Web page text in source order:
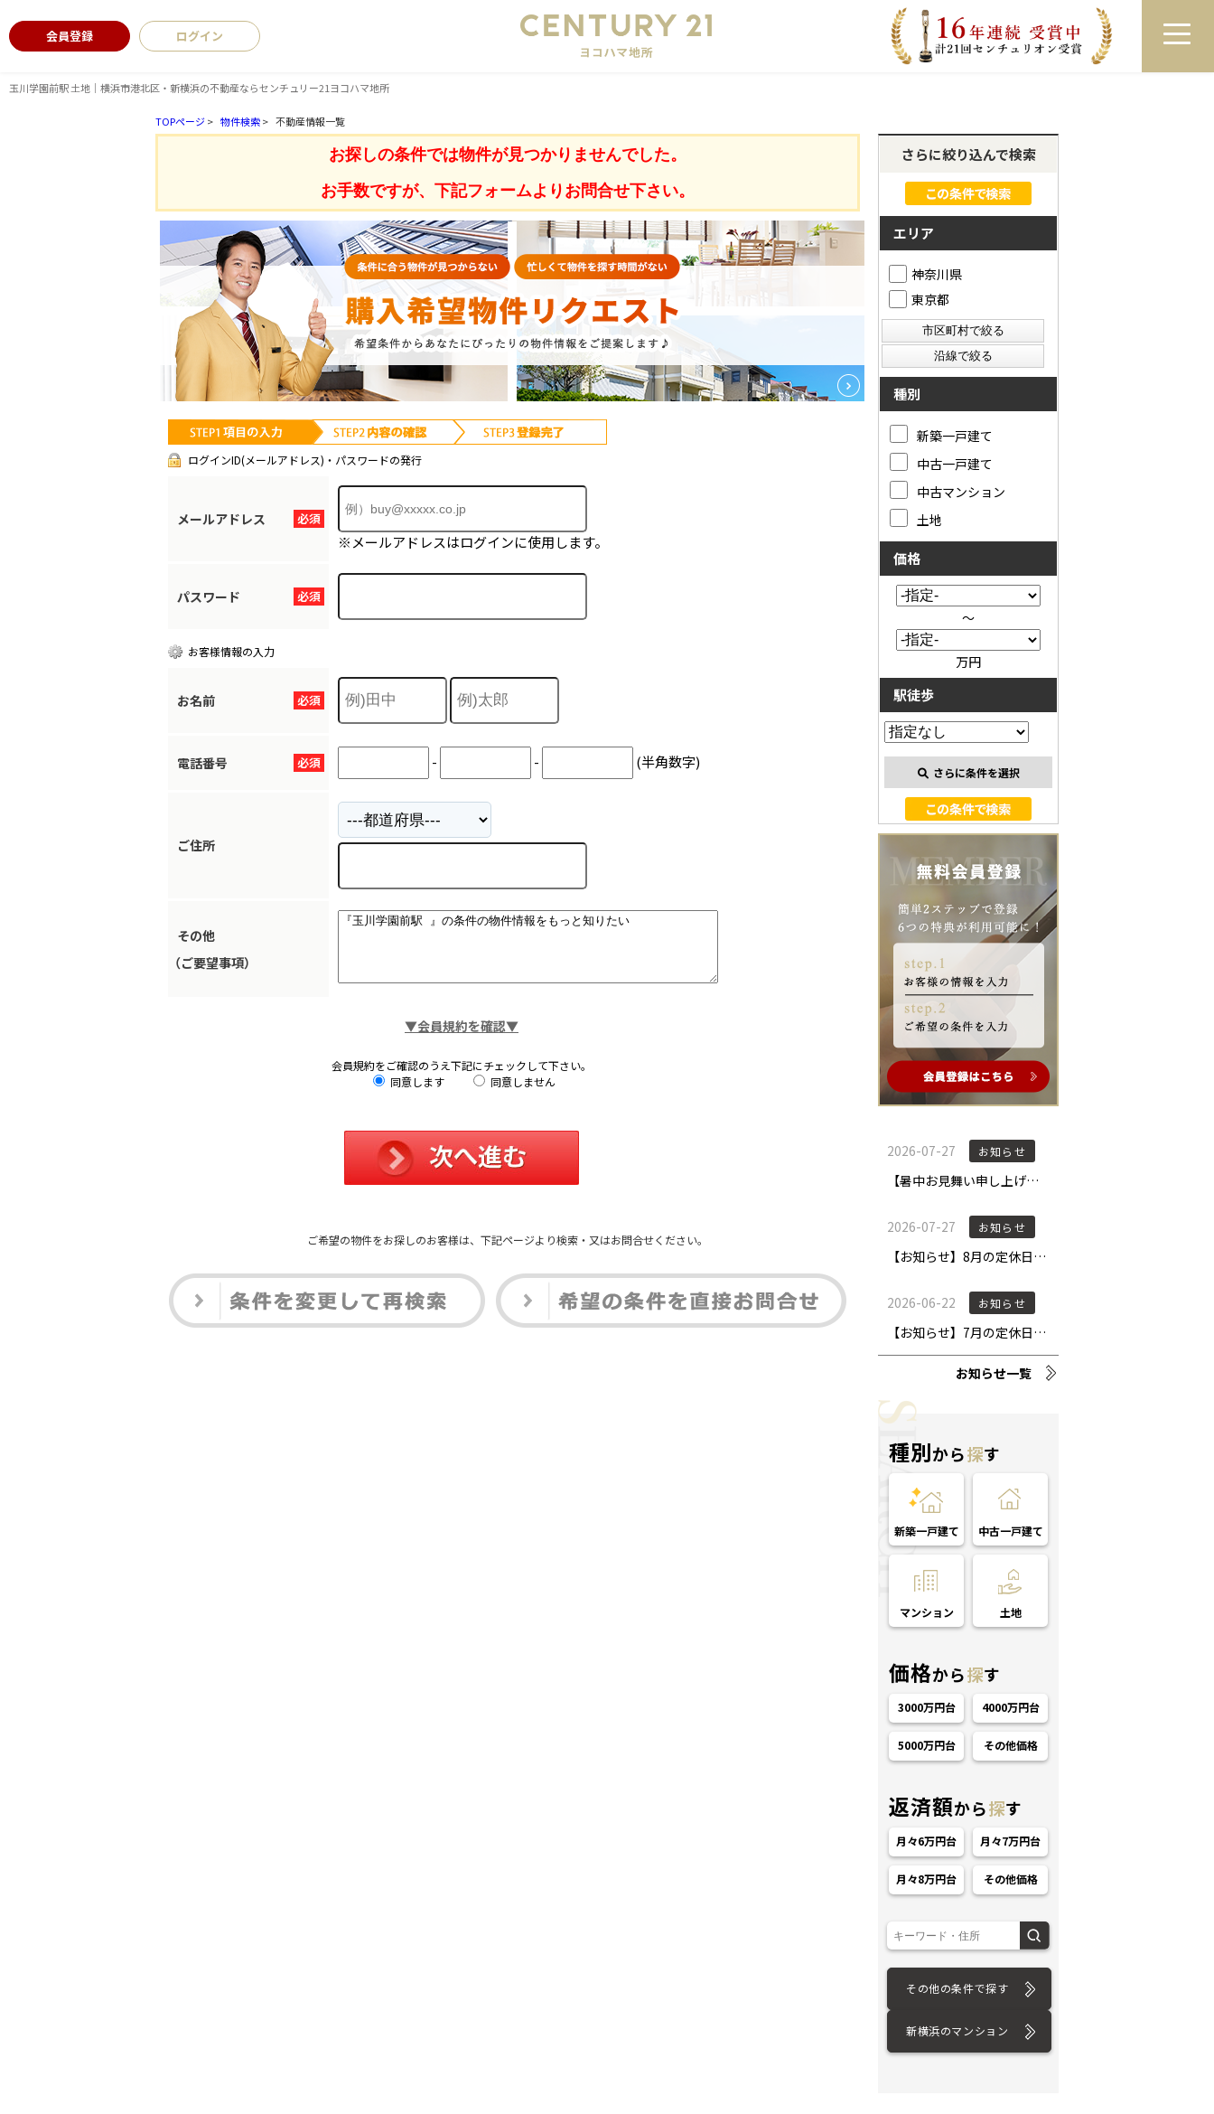
玉川学園前駅 土地｜横浜市港北区・新横浜の不動産ならセンチュリー21ヨコハマ地所
会員登録 ログイン ログイン 来店予約 LINEで相談
TOPページ> 物件検索> 不動産情報一覧
お探しの条件では物件が見つかりませんでした。
お手数ですが、下記フォームよりお問合せ下さい。
ログインID(メールアドレス)・パスワードの発行
必須
メールアドレス
※メールアドレスはログインに使用します。
必須
パスワード
お客様情報の入力
必須
お名前
必須
電話番号 - - (半角数字)
ご住所
その他
（ご要望事項）
▼会員規約を確認▼
会員規約をご確認のうえ下記にチェックして下さい。
同意します
同意しません
ご希望の物件をお探しのお客様は、下記ページより検索・又はお問合せください。
さらに絞り込んで検索
エリア
神奈川県
東京都
種別
新築一戸建て
中古一戸建て
中古マンション
土地
価格
～
万円
駅徒歩
さらに条件を選択
お知らせ一覧
種別から探す
新築一戸建て 中古一戸建て
マンション 土地
価格から探す
3000万円台 4000万円台
5000万円台 その他価格
返済額から探す
月々6万円台 月々7万円台
月々8万円台 その他価格
その他の条件で探す
新横浜のマンション